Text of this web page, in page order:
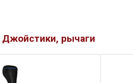
Джойстики, рычаги